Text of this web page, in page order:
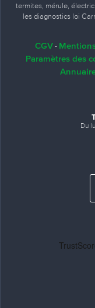
termites, mérule,
les diagnostics loi
CGV -
Paramètres des
Du